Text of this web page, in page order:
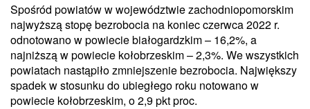
Spośród powiatów w województwie zachodniopomorskim
najwyższą stopę bezrobocia na koniec czerwca 2022 r.
odnotowano w powiecie białogardzkim – 16,2%, a
najniższą w powiecie kołobrzeskim – 2,3%. We wszystkich
powiatach nastąpiło zmniejszenie bezrobocia. Największy
spadek w stosunku do ubiegłego roku notowano w
powiecie kołobrzeskim, o 2,9 pkt proc.